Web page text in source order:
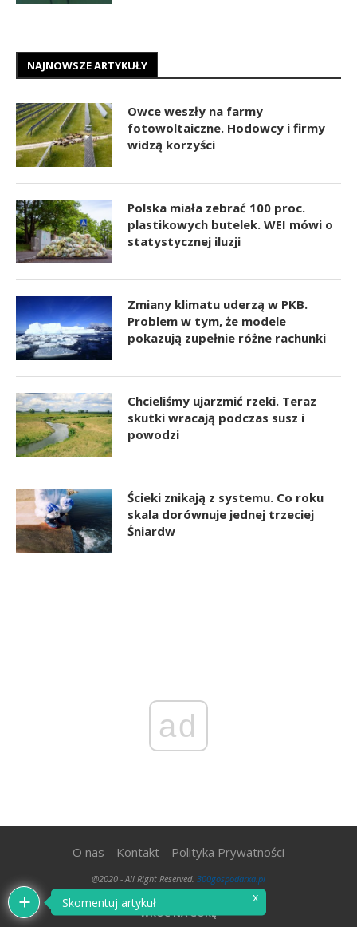
NAJNOWSZE ARTYKUŁY
Owce weszły na farmy
fotowoltaiczne. Hodowcy i firmy
widzą korzyści
Polska miała zebrać 100 proc.
plastikowych butelek. WEI mówi o
statystycznej iluzji
Zmiany klimatu uderzą w PKB.
Problem w tym, że modele
pokazują zupełnie różne rachunki
Chcieliśmy ujarzmić rzeki. Teraz
skutki wracają podczas susz i
powodzi
Ścieki znikają z systemu. Co roku
skala dorównuje jednej trzeciej
Śniardw
ad
O nas Kontakt Polityka Prywatności
@2020 - All Right Reserved. 300gospodarka.pl
WRÓĆ NA GÓRĘ
Skomentuj artykuł x